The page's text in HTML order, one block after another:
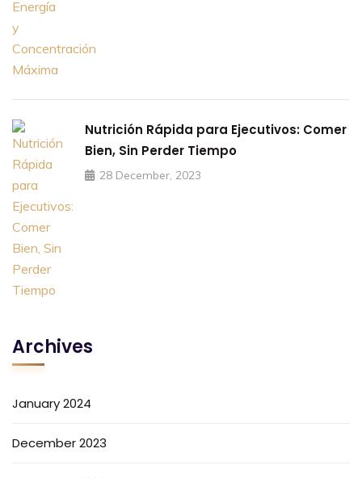
Nutrición Rápida para Ejecutivos: Comer
Bien, Sin Perder Tiempo
28 December, 2023
Archives
January 2024
December 2023